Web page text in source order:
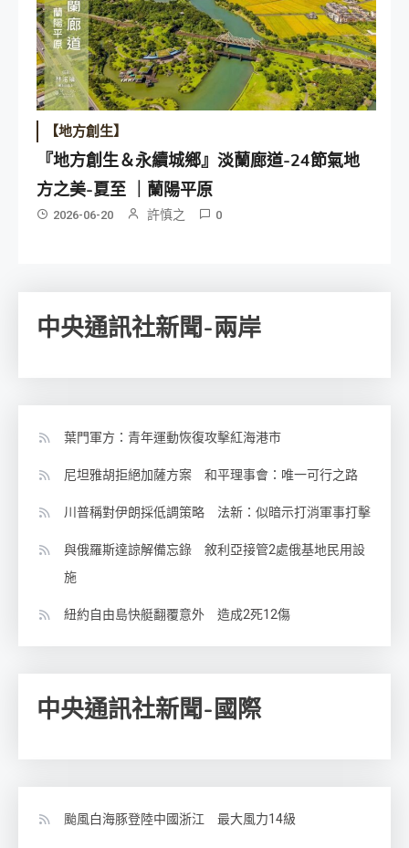
【地方創生】
『地方創生＆永續城鄉』淡蘭廊道-24節氣地
方之美-夏至 ｜蘭陽平原
2026-06-20 許慎之 0
中央通訊社新聞-兩岸
葉門軍方：青年運動恢復攻擊紅海港市
尼坦雅胡拒絕加薩方案 和平理事會：唯一可行之路
川普稱對伊朗採低調策略 法新：似暗示打消軍事打擊
與俄羅斯達諒解備忘錄 敘利亞接管2處俄基地民用設
施
紐約自由島快艇翻覆意外 造成2死12傷
中央通訊社新聞-國際
颱風白海豚登陸中國浙江 最大風力14級